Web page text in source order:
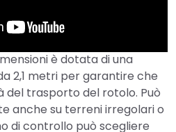
è dotata di una
2,1 metri per garantire che
del trasporto del rotolo. Può
anche su terreni irregolari o
di controllo può scegliere